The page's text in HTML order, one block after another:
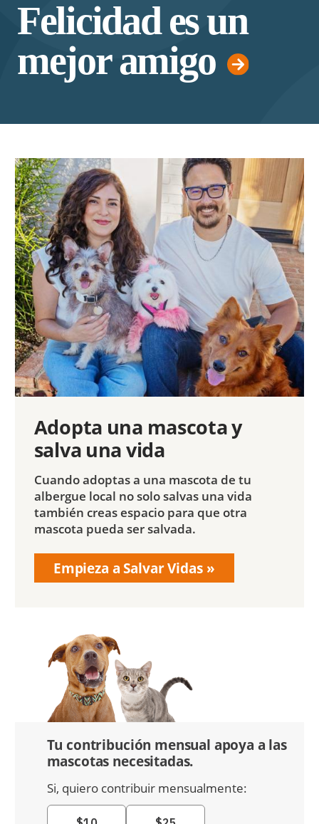
Felicidad es un
mejor amigo
Tu contribución mensual apoya a las
mascotas necesitadas.
Si, quiero contribuir mensualmente:
Adopta una mascota y
salva una vida
Cuando adoptas a una mascota de tu
albergue local no solo salvas una vida
también creas espacio para que otra
mascota pueda ser salvada.
Empieza a Salvar Vidas